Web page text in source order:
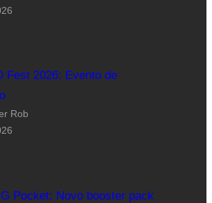
Fest 2026: Evento de
Rob
Pocket: Novo booster pack